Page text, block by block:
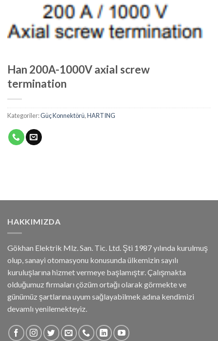
Han 200A-1000V axial screw
termination
Kategoriler:Güç Konnektörü,HARTING
HAKKIMIZDA
Gökhan Elektrik Mlz. San. Tic. Ltd. Şti 1987 yılında kurulmuş
olup, sanayi otomasyonu konusunda ülkemizin sayılı
kuruluşlarına hizmet vermeye başlamıştır. Çalışmakta
olduğumuz firmaları çözüm ortağı olarak görmekte ve
günümüz şartlarına uyum sağlayabilmek adına kendimizi
devamlı yenilemekteyiz.